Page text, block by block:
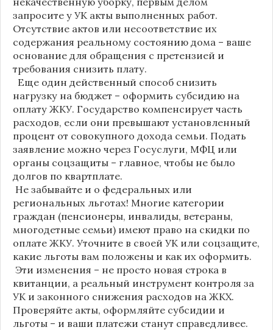
запросите у УК акты выполненных работ.
Отсутствие актов или несоответствие их
содержания реальному состоянию дома – ваше
основание для обращения с претензией и
требования снизить плату.
Еще один действенный способ снизить
нагрузку на бюджет – оформить субсидию на
оплату ЖКУ. Государство компенсирует часть
расходов, если они превышают установленный
процент от совокупного дохода семьи. Подать
заявление можно через Госуслуги, МФЦ или
органы соцзащиты – главное, чтобы не было
долгов по квартплате.
Не забывайте и о федеральных или
региональных льготах! Многие категории
граждан (пенсионеры, инвалиды, ветераны,
многодетные семьи) имеют право на скидки по
оплате ЖКУ. Уточните в своей УК или соцзащите,
какие льготы вам положены и как их оформить.
Эти изменения – не просто новая строка в
квитанции, а реальный инструмент контроля за
УК и законного снижения расходов на ЖКХ.
Проверяйте акты, оформляйте субсидии и
льготы – и ваши платежи станут справедливее.